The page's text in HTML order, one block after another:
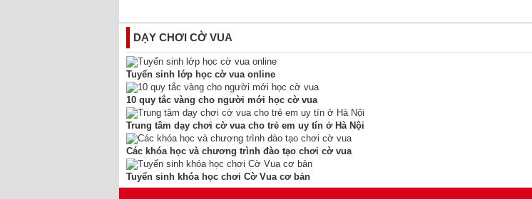
DẠY CHƠI CỜ VUA
Tuyển sinh lớp học cờ vua online
10 quy tắc vàng cho người mới học cờ vua
Trung tâm dạy chơi cờ vua cho trẻ em uy tín ở Hà Nội
Các khóa học và chương trình đào tạo chơi cờ vua
Tuyển sinh khóa học chơi Cờ Vua cơ bản